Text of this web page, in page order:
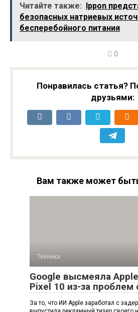
слабее в графике
Читайте также: Ippon
безопасных натриевых
бесперебойного питания
0
Понравилась статья?
друзьями:
Вам также может
Техника
Google высмеяла
Pixel 10 из-за проблем
За то, что ИИ Apple заработал с